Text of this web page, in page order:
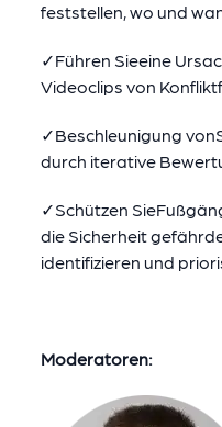
feststellen, wo und
✓Führen Sieeine
Videoclips von
✓Beschleunigung von
durch iterative
✓Schützen Sie
die Sicherheit
identifizieren und
Moderatoren: